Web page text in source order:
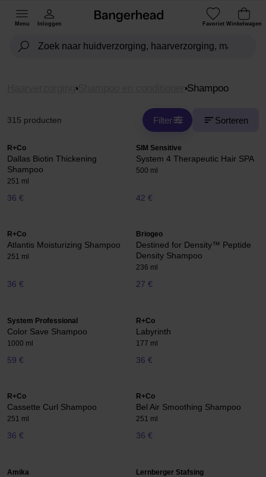
Menu Inloggen Favoriet Winkelwagen
Shampoo en conditioner Shampoo
315 producten Filter Sorteren
R+Co
Dallas Biotin Thickening
Shampoo
251 ml
36 €
SIM Sensitive
System 4 Therapeutic Hair SPA
500 ml
42 €
R+Co
Atlantis Moisturizing Shampoo
251 ml
36 €
Briogeo
Destined for Density™ Peptide
Density Shampoo
236 ml
27 €
System Professional
Color Save Shampoo
1000 ml
59 €
R+Co
Labyrinth
177 ml
36 €
R+Co
Cassette Curl Shampoo
251 ml
36 €
R+Co
Bel Air Smoothing Shampoo
251 ml
36 €
Amika Lernberger Stafsing